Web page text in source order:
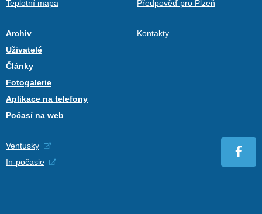
Teplotní mapa
Předpověď pro Plzeň
Archiv
Uživatelé
Články
Fotogalerie
Aplikace na telefony
Počasí na web
Kontakty
Ventusky
In-počasie